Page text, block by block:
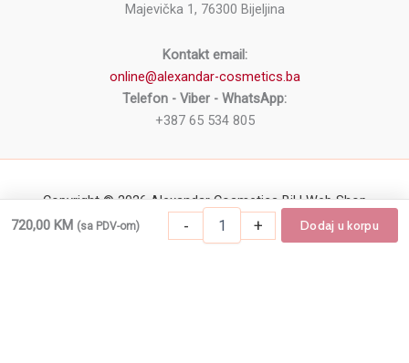
Majevička 1, 76300 Bijeljina
Kontakt email:
online@alexandar-cosmetics.ba
Telefon - Viber - WhatsApp:
+387 65 534 805
Copyright © 2026 Alexandar Cosmetics BiH Web Shop
720,00 KM (sa PDV-om) -
Kozmetički aparat za tretmane lica i tela
+ Dodaj u korpu
-
Kozmetički
+ Dodaj u korpu